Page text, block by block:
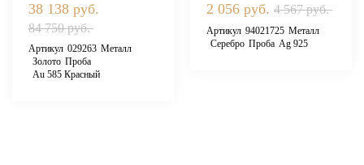
38 138 руб.
84 750 руб.
Артикул 029263 Металл
Золото Проба
Au 585 Красный
2 056 руб. 4 567 руб.
Артикул 94021725 Металл
Серебро Проба Ag 925